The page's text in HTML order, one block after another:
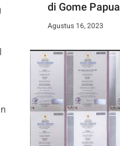
di Gome Papua
Agustus 16, 2023